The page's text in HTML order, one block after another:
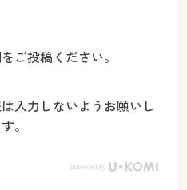
ご投稿ください。
入力しないようお願いし
。